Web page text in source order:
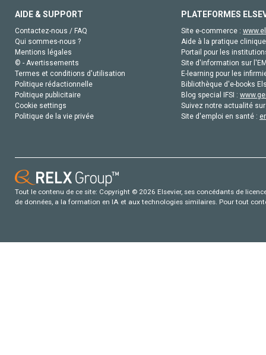
AIDE & SUPPORT
Contactez-nous / FAQ
Qui sommes-nous ?
Mentions légales
© - Avertissements
Termes et conditions d'utilisation
Politique rédactionnelle
Politique publicitaire
Cookie settings
Politique de la vie privée
PLATEFORMES
Site e-commerce :
Aide à la pratique
Portail pour les
Site d'information sur
E-learning pour les
Bibliothèque d'e-books
Blog special IFSI :
Suivez notre actualité
Site d'emploi en santé :
Tout le contenu de ce site: Copyright © 2026 Elsevier, ses concédants de
de données, a la formation en IA et aux technologies similaires. Pour tout